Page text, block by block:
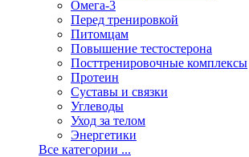
Омега-3
Перед тренировкой
Питомцам
Повышение тестостерона
Посттренировочные комплексы
Протеин
Суставы и связки
Углеводы
Уход за телом
Энергетики
Все категории ...